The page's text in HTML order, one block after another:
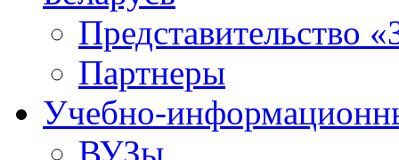
Представительство
Партнеры
Учебно-